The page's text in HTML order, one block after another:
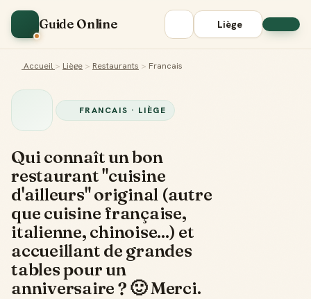
Guide Online Liège
Accueil > Liège > Restaurants > Francais
FRANCAIS · LIÈGE
Qui connaît un bon
restaurant "cuisine
d'ailleurs" original (autre
que cuisine française,
italienne, chinoise...) et
accueillant de grandes
tables pour un
anniversaire ? 🙂 Merci.